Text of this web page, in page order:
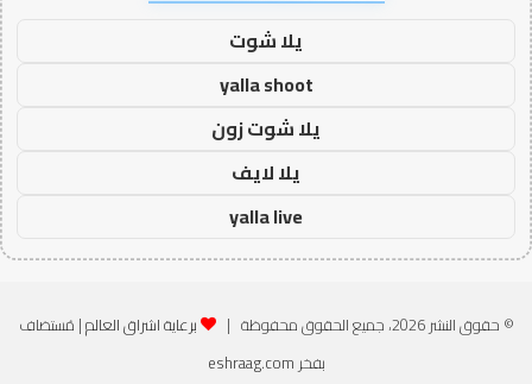
يلا شوت
yalla shoot
يلا شوت زون
يلا لايف
yalla live
© حقوق النشر 2026، جميع الحقوق محفوظة | برعاية اشراق العالم| مُستضاف
بفخر eshraag.com